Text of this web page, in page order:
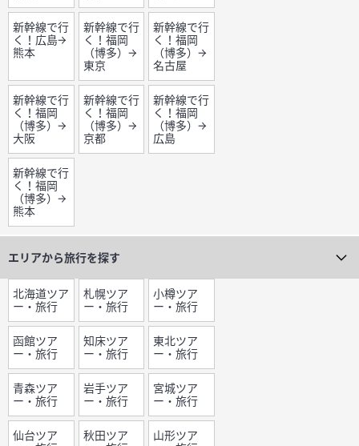
新幹線で行
く！広島→
熊本
新幹線で行
く！福岡
（博多）→
東京
新幹線で行
く！福岡
（博多）→
名古屋
新幹線で行
く！福岡
（博多）→
大阪
新幹線で行
く！福岡
（博多）→
京都
新幹線で行
く！福岡
（博多）→
広島
新幹線で行
く！福岡
（博多）→
熊本
エリアから旅行を探す
北海道ツア
ー・旅行
札幌ツア
ー・旅行
小樽ツア
ー・旅行
函館ツア
ー・旅行
知床ツア
ー・旅行
東北ツア
ー・旅行
青森ツア
ー・旅行
岩手ツア
ー・旅行
宮城ツア
ー・旅行
仙台ツア
秋田ツア
山形ツア